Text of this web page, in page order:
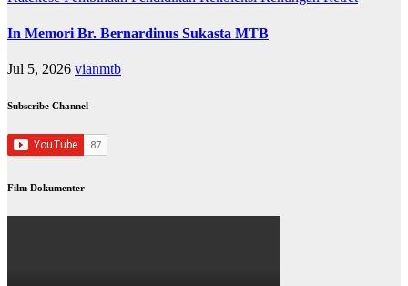
In Memori Br. Bernardinus Sukasta MTB
Jul 5, 2026 vianmtb
Subscribe Channel
Film Dokumenter